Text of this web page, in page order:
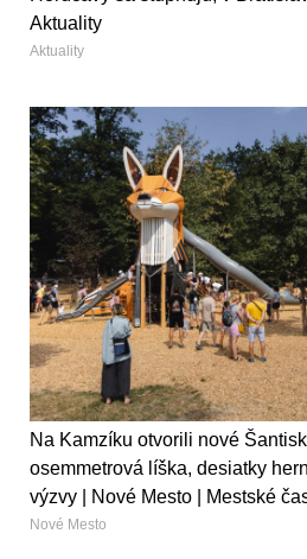
Aktuality
Aktuality
Na Kamzíku otvorili nové
osemmetrová líška, desiatky
výzvy | Nové Mesto | Mestské
Nové Mesto